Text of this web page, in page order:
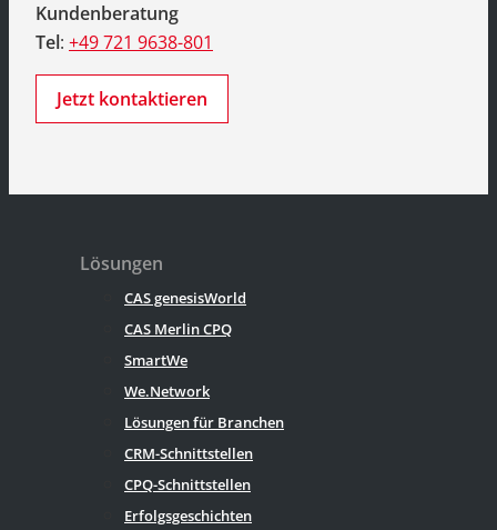
Kundenberatung
Tel: +49 721 9638-801
Jetzt kontaktieren
Lösungen
CAS genesisWorld
CAS Merlin CPQ
SmartWe
We.Network
Lösungen für Branchen
CRM-Schnittstellen
CPQ-Schnittstellen
Erfolgsgeschichten